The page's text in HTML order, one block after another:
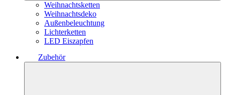
Weihnachtsketten
Weihnachtsdeko
Außenbeleuchtung
Lichterketten
LED Eiszapfen
Zubehör